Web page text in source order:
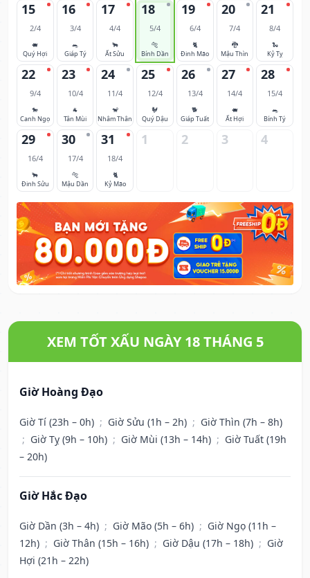
15
2/4
🐖
Quý Hợi
16
3/4
🐀
Giáp Tý
17
4/4
🐂
Ất Sửu
18
5/4
🐅
Bính Dần
19
6/4
🐈
Đinh Mão
20
7/4
🐉
Mậu Thìn
21
8/4
🐍
Kỷ Tỵ
22
9/4
🐎
Canh Ngọ
23
10/4
🐐
Tân Mùi
24
11/4
🐒
Nhâm Thân
25
12/4
🐓
Quý Dậu
26
13/4
🐕
Giáp Tuất
27
14/4
🐖
Ất Hợi
28
15/4
🐀
Bính Tý
29
16/4
🐂
Đinh Sửu
30
17/4
🐅
Mậu Dần
31
18/4
🐈
Kỷ Mão
1 2 3 4
XEM TỐT XẤU NGÀY 18 THÁNG 5
Giờ Hoàng Đạo
Giờ Tí (23h – 0h) ; Giờ Sửu (1h – 2h) ; Giờ Thìn (7h – 8h)
; Giờ Tỵ (9h – 10h) ; Giờ Mùi (13h – 14h) ; Giờ Tuất (19h
– 20h)
Giờ Hắc Đạo
Giờ Dần (3h – 4h) ; Giờ Mão (5h – 6h) ; Giờ Ngọ (11h –
12h) ; Giờ Thân (15h – 16h) ; Giờ Dậu (17h – 18h) ; Giờ
Hợi (21h – 22h)